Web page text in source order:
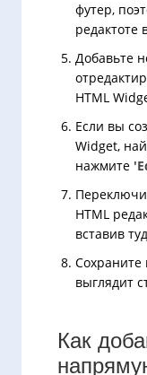
футер,
Добавьте
HTML
Если вы
Widget,
нажмите
HTML
вставив
Сохраните
выглядит
Как